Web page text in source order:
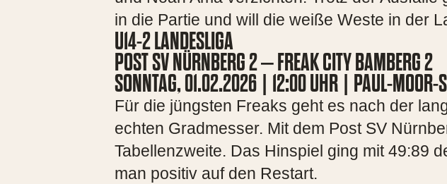
in die Partie und will die weiße Weste in der
U14-2 LANDESLIGA
POST SV NÜRNBERG 2 – FREAK CITY BAMBERG 2
SONNTAG, 01.02.2026 | 12:00 UHR | PAUL-MOOR-
Für die jüngsten Freaks geht es nach der
echten Gradmesser. Mit dem Post SV
Tabellenzweite. Das Hinspiel ging mit 49:89
man positiv auf den Restart.